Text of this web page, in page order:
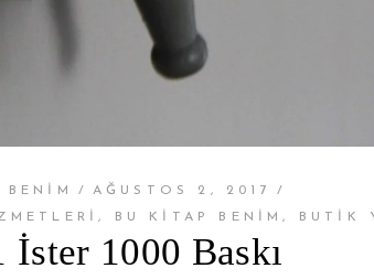
AĞUSTOS 2, 2017
, BU KITAP BENIM, BUTIK
İster 1000 Baskı